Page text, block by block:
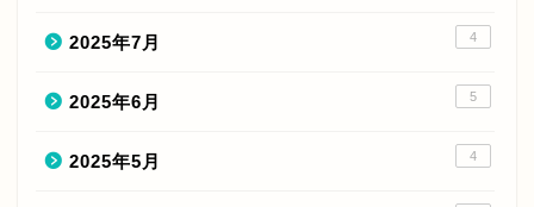
2025年7月 4
2025年6月 5
2025年5月 4